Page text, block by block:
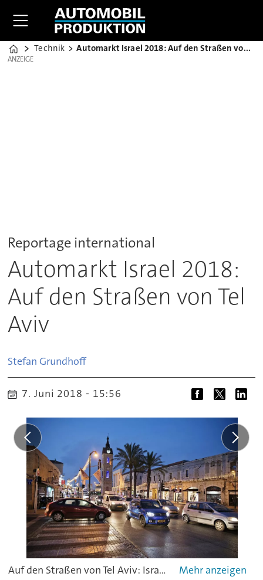
Home
Technik Automarkt Israel 2018: Auf den Straßen von Tel Aviv
ANZEIGE
ANZEIGE
Reportage international
Automarkt Israel 2018:
Auf den Straßen von Tel
Aviv
Stefan Grundhoff
7. Juni 2018 - 15:56
Auf den Straßen von Tel Aviv: Israel gilt als Hot Spot für Innovationen, neue Mobilitätsdienstleistungen und Car-IT.